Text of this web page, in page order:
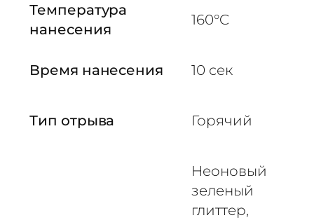
е
р
а
L
Температура
нанесения
160°C
Время нанесения 10 сек
Тип отрыва Горячий
Неоновый
зеленый
глиттер,